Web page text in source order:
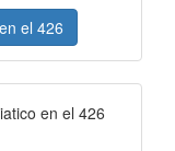
el 426